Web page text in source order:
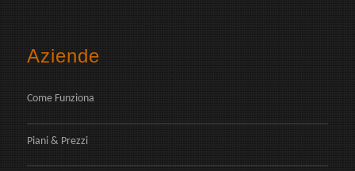
Aziende
Come Funziona
Piani & Prezzi